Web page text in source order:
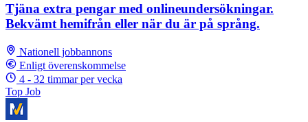
Tjäna extra pengar med onlineundersökningar.
Bekvämt hemifrån eller när du är på språng.
Nationell jobbannons
Enligt överenskommelse
4 - 32 timmar per vecka
Top Job